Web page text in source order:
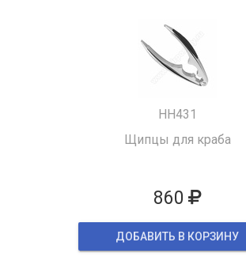
HH431
Щипцы для краба
860
ДОБАВИТЬ В КОРЗИНУ